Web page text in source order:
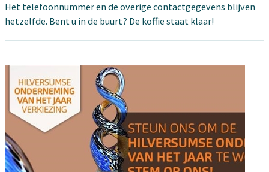
Het telefoonnummer en de overige contactgegevens blijven
hetzelfde. Bent u in de buurt? De koffie staat klaar!